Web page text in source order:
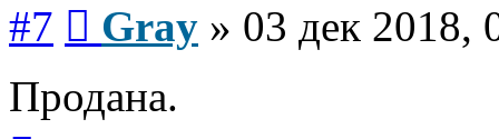
#7 Gray » 03 дек 2018,
Продана.